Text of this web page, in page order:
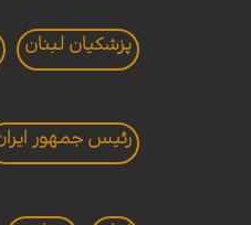
پزشکیان لبنان
رئیس جمهور